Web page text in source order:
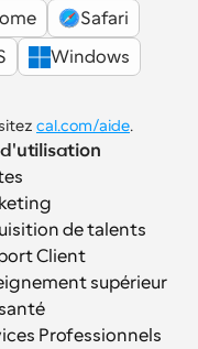
Safari
Windows
cal.com/aide.
d'utilisation
de talents
Client
supérieur
Professionnels